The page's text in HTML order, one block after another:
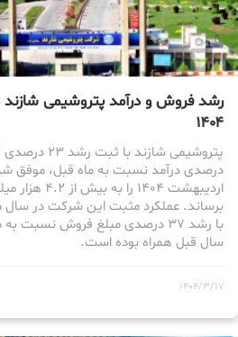
رشد فروش و درآمد پتروشیمی
۱۴۰۴
درصدی درآمد نسبت به ماه قبل، موفق
اردیبهشت ۱۴۰۴ را
برساند. عملکرد مثبت این شرکت در سال
با رشد ۳۷ درصدی مبلغ فروش نسبت
سال قبل همراه بوده است.
1404/3/17